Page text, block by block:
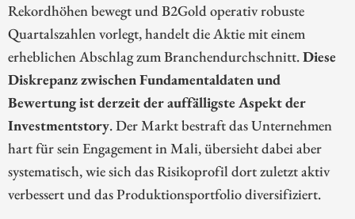
Rekordhöhen bewegt und B2Gold operativ robuste
Quartalszahlen vorlegt, handelt die Aktie mit einem
erheblichen Abschlag zum Branchendurchschnitt.Diese
Diskrepanz zwischen Fundamentaldaten und
Bewertung ist derzeit der auffälligste Aspekt der
Investmentstory. Der Markt bestraft das Unternehmen
hart für sein Engagement in Mali, übersieht dabei aber
systematisch, wie sich das Risikoprofil dort zuletzt aktiv
verbessert und das Produktionsportfolio diversifiziert.